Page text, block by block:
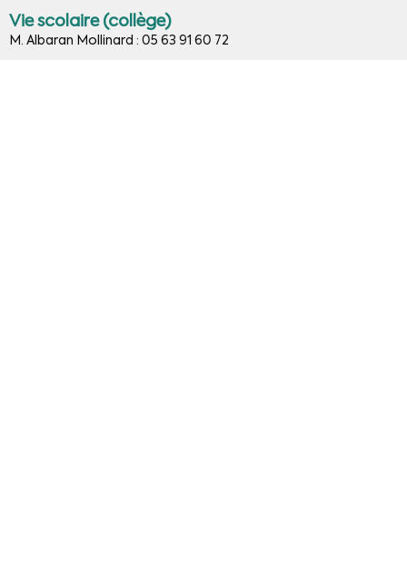
Vie scolaire (collège)
M. Albaran Mollinard : 05 63 91 60 72